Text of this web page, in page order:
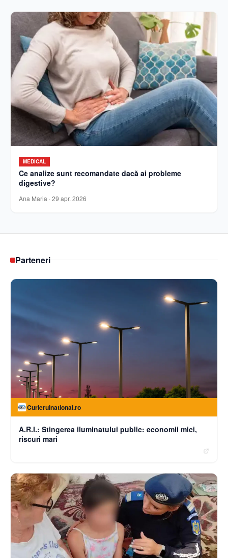
MEDICAL
Ce analize sunt recomandate dacă ai probleme
digestive?
Ana Maria · 29 apr. 2026
Parteneri
Curierulnational.ro
A.R.I.: Stingerea iluminatului public: economii mici,
riscuri mari